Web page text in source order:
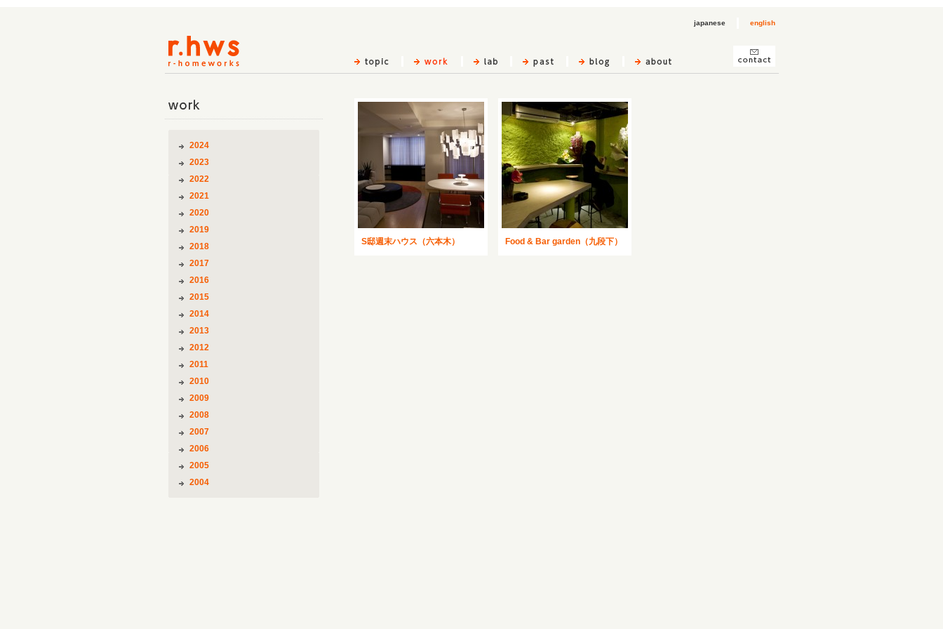
japanese english
S邸週末ハウス（六本木） Food & Bar garden（九段下）
2024
2023
2022
2021
2020
2019
2018
2017
2016
2015
2014
2013
2012
2011
2010
2009
2008
2007
2006
2005
2004